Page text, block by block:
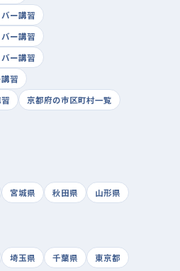
ー講習
ー講習
ー講習
習
京都府の市区町村一覧
宮城県 秋田県
山形県
埼玉県 千葉県
東京都